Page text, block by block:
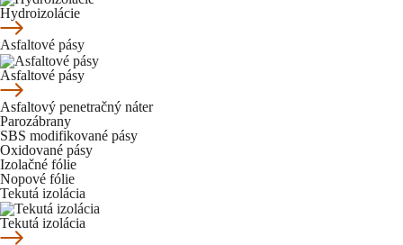
Hydroizolácie
Asfaltové pásy
Asfaltové pásy
Asfaltový penetračný náter
Parozábrany
SBS modifikované pásy
Oxidované pásy
Izolačné fólie
Nopové fólie
Tekutá izolácia
Tekutá izolácia